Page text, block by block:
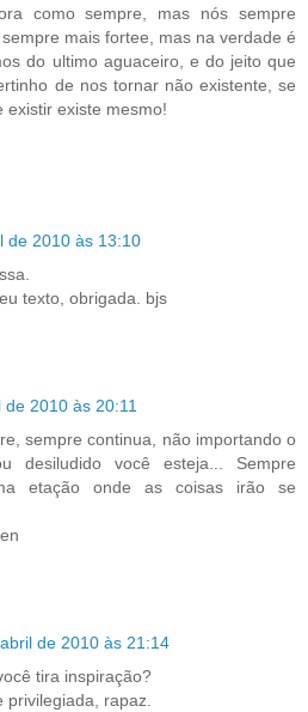
como sempre, mas nós sempre
mais fortee, mas na verdade é
do ultimo aguaceiro, e do jeito que
de nos tornar não existente, se
existir existe mesmo!
de 2010 às 13:10
texto, obrigada. bjs
de 2010 às 20:11
sempre continua, não importando o
desiludido você esteja... Sempre
etação onde as coisas irão se
de 2010 às 21:14
tira inspiração?
privilegiada, rapaz.